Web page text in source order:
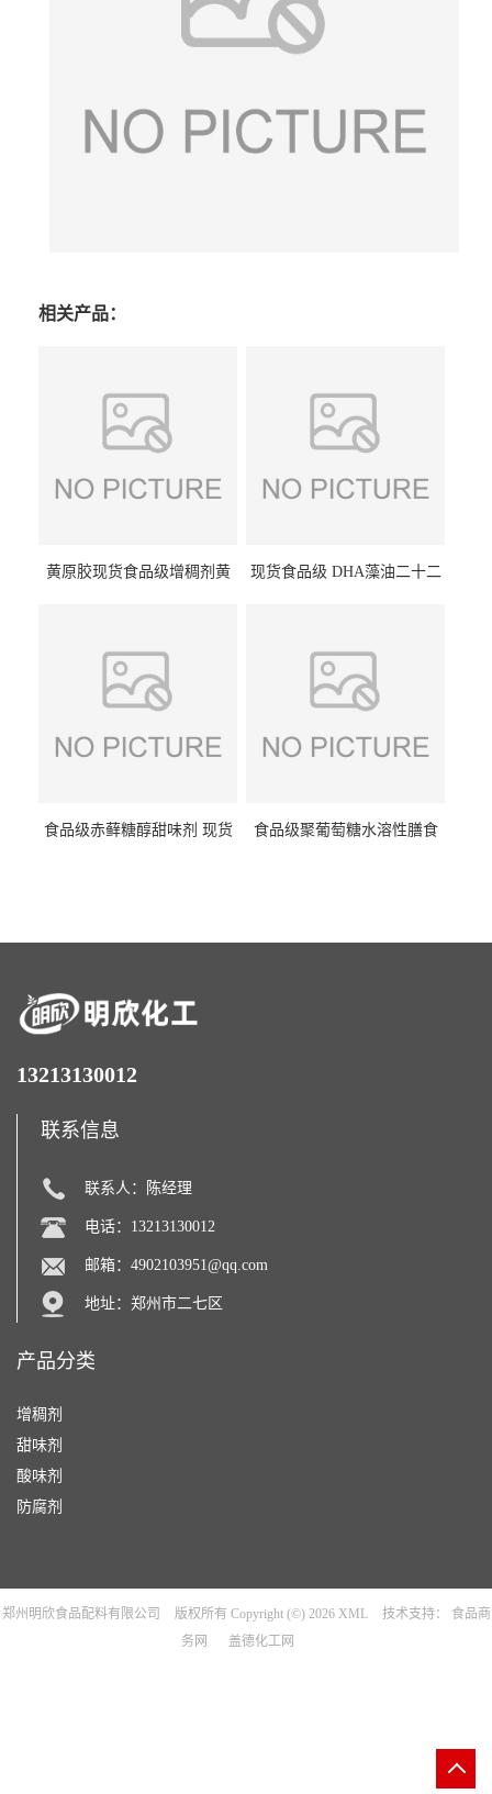
相关产品：
黄原胶现货食品级增稠剂黄
现货食品级 DHA藻油二十二
食品级赤藓糖醇甜味剂 现货
食品级聚葡萄糖水溶性膳食
13213130012
联系信息
联系人：陈经理
电话：13213130012
邮箱： 4902103951@qq.com
地址：郑州市二七区
产品分类
增稠剂
甜味剂
酸味剂
防腐剂
郑州明欣食品配料有限公司 版权所有 Copyright (©) 2026 XML 技术支持：
食品商
务网
盖德化工网